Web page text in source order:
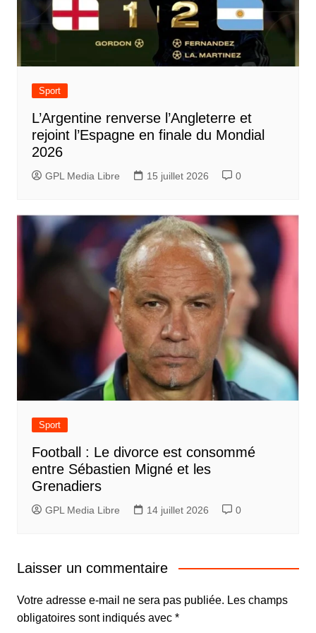
Sport
L’Argentine renverse l’Angleterre et
rejoint l’Espagne en finale du Mondial
2026
GPL Media Libre 15 juillet 2026 0
Sport
Football : Le divorce est consommé
entre Sébastien Migné et les
Grenadiers
GPL Media Libre 14 juillet 2026 0
Laisser un commentaire
Votre adresse e-mail ne sera pas publiée. Les champs
obligatoires sont indiqués avec *